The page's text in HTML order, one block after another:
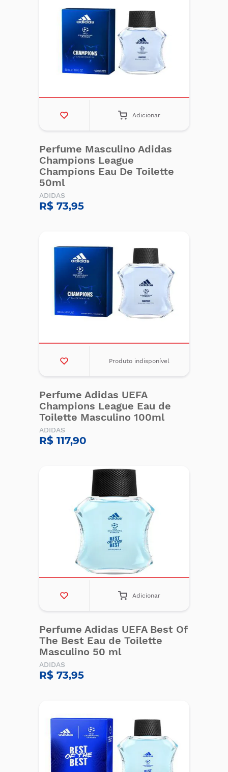
Adicionar
Perfume Masculino Adidas
Champions League
Champions Eau De Toilette
50ml
ADIDAS
R$ 73,95
Produto indisponível
Perfume Adidas UEFA
Champions League Eau de
Toilette Masculino 100ml
ADIDAS
R$ 117,90
Adicionar
Perfume Adidas UEFA Best Of
The Best Eau de Toilette
Masculino 50 ml
ADIDAS
R$ 73,95